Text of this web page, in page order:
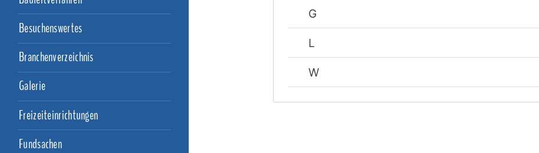
Besuchenswertes
Branchenverzeichnis
Galerie
Freizeiteinrichtungen
Fundsachen
G
L
W